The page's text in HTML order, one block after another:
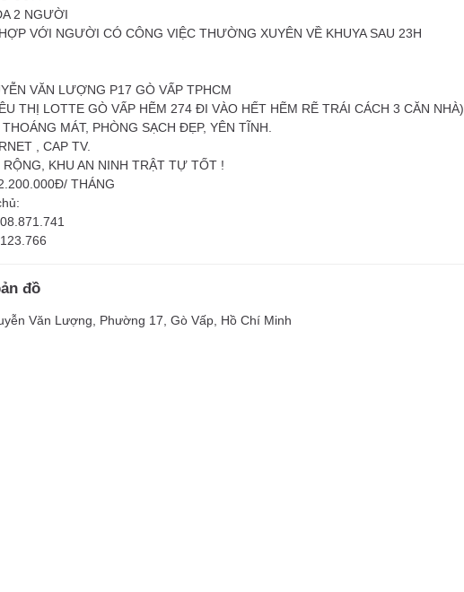
2 NGƯỜI
VỚI NGƯỜI CÓ CÔNG VIỆC THƯỜNG XUYÊN VỀ KHUYA SAU 23H
VĂN LƯỢNG P17 GÒ VẤP TPHCM
THỊ LOTTE GÒ VẤP HẼM 274 ĐI VÀO HẾT HẼM RẼ TRÁI CÁCH 3 CĂN NHÀ)
MÁT, PHÒNG SẠCH ĐẸP, YÊN TĨNH.
, CAP TV.
KHU AN NINH TRẬT TỰ TỐT !
THÁNG
đồ
Văn Lượng, Phường 17, Gò Vấp, Hồ Chí Minh